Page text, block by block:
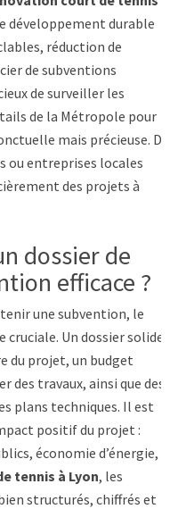
développement durable
réduction de
de subventions
de surveiller les
de la Métropole pour
mais précieuse. De
ou entreprises locales
des projets à
dossier de
efficace ?
une subvention, le
Un dossier solide
du projet, un budget
travaux, ainsi que des
plans techniques. Il est
positif du projet :
économie d’énergie,
tennis à Lyon, les
structurés, chiffrés et